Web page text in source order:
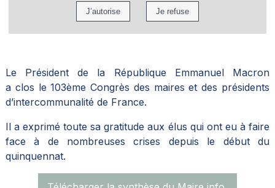
Le Président de la République Emmanuel Macron
a clos le 103ème Congrès des maires et des présidents
d’intercommunalité de France.
Il a exprimé toute sa gratitude aux élus qui ont eu à faire
face à de nombreuses crises depuis le début du
quinquennat.